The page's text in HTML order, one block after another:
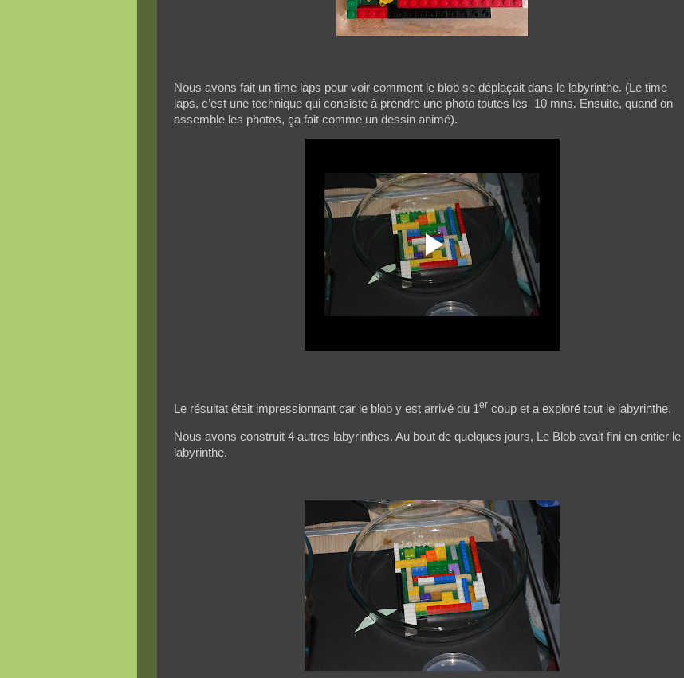
Nous avons fait un time laps pour voir comment le blob se déplaçait dans le labyrinthe. (Le time
laps, c’est une technique qui consiste à prendre une photo toutes les
10 mns. Ensuite, quand on
assemble les photos, ça fait comme un dessin animé).
Le résultat était impressionnant car le blob y est arrivé du 1 er coup et a exploré tout le labyrinthe.
Nous avons construit 4 autres labyrinthes. Au bout de quelques jours, Le Blob avait fini en entier le
labyrinthe.